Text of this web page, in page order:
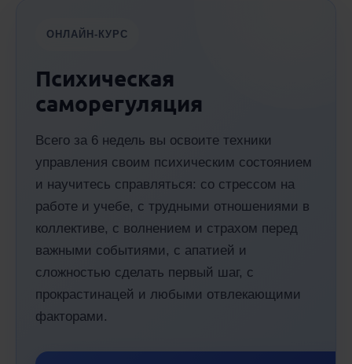
ОНЛАЙН-КУРС
Психическая
саморегуляция
Всего за 6 недель вы освоите техники
управления своим психическим состоянием
и научитесь справляться: со стрессом на
работе и учебе, с трудными отношениями в
коллективе, с волнением и страхом перед
важными событиями, с апатией и
сложностью сделать первый шаг, с
прокрастинацей и любыми отвлекающими
факторами.